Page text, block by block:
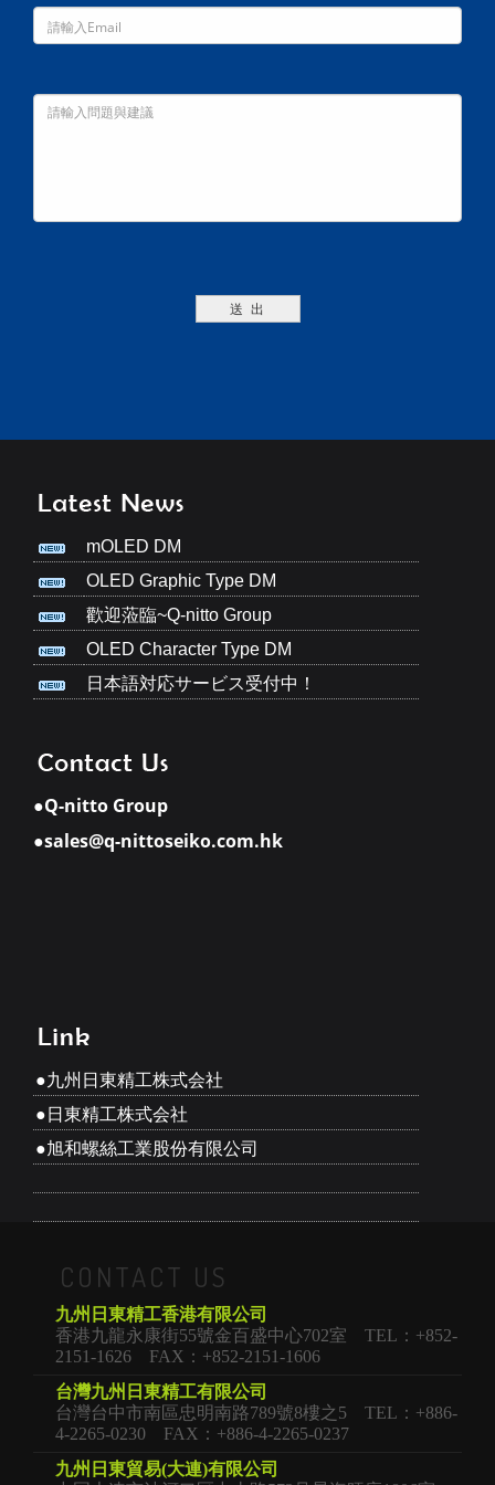
mOLED DM
OLED Graphic Type DM
歡迎蒞臨~Q-nitto Group
OLED Character Type DM
日本語対応サービス受付中！
●Q-nitto Group
●sales@q-nittoseiko.com.hk
●九州日東精工株式会社
●日東精工株式会社
●旭和螺絲工業股份有限公司
CONTACT US
九州日東精工香港有限公司
香港九龍永康街55號金百盛中心702室 TEL：+852-
2151-1626 FAX：+852-2151-1606
台灣九州日東精工有限公司
台灣台中市南區忠明南路789號8樓之5 TEL：+886-
4-2265-0230 FAX：+886-4-2265-0237
九州日東貿易(大連)有限公司